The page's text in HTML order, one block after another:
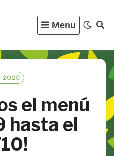
Menu
2025
el menú
hasta el